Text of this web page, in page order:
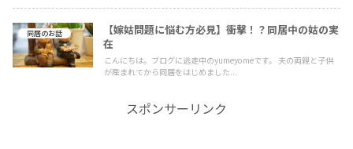
同居のお話
【嫁姑問題に悩む方必見】衝撃！？同居中の姑の実
在
こんにちは。ブログに逃走中のyumeyomeです。 夫の両親と子供
が産まれてから同居をはじめました...
スポンサーリンク